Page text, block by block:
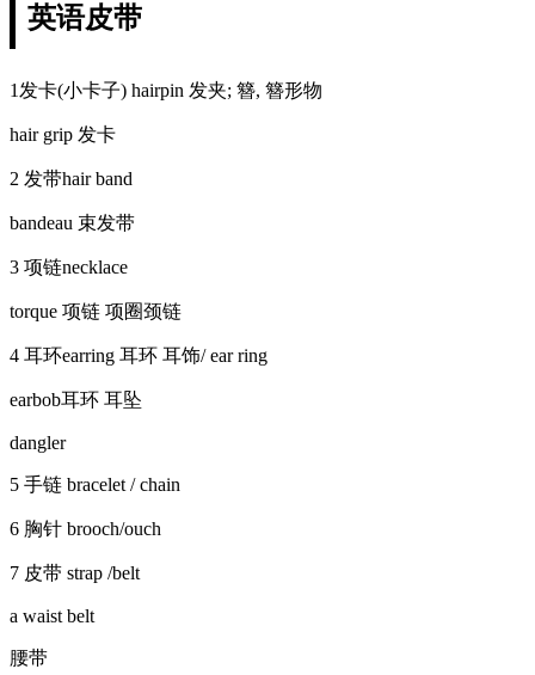
英语皮带
1发卡(小卡子) hairpin 发夹; 簪, 簪形物
hair grip 发卡
2 发带hair band
bandeau 束发带
3 项链necklace
torque 项链 项圈颈链
4 耳环earring 耳环 耳饰/ ear ring
earbob耳环 耳坠
dangler
5 手链 bracelet / chain
6 胸针 brooch/ouch
7 皮带 strap /belt
a waist belt
腰带